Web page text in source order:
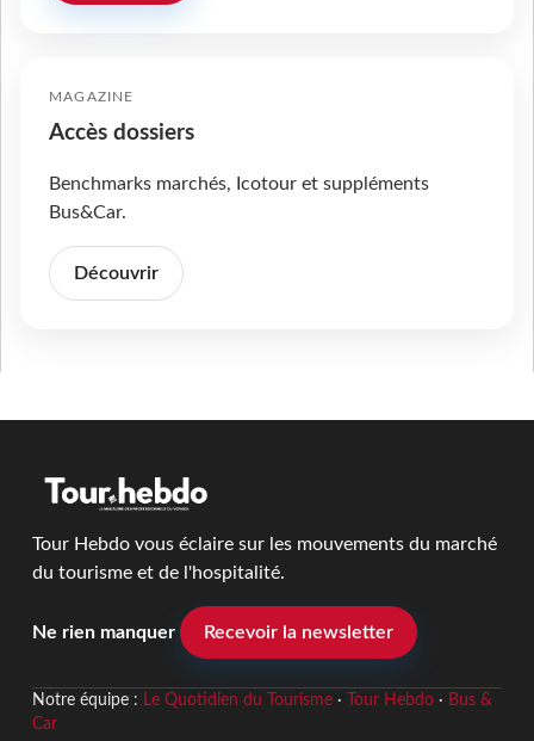
MAGAZINE
Accès dossiers
Benchmarks marchés, Icotour et suppléments
Bus&Car.
Découvrir
Tour Hebdo vous éclaire sur les mouvements du marché
du tourisme et de l'hospitalité.
Ne rien manquer Recevoir la newsletter
Notre équipe : Le Quotidien du Tourisme· Tour Hebdo· Bus &
Car